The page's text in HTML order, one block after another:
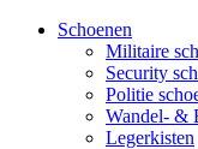
Schoenen
Militaire
Security
Politie
Wandel- &
Legerkisten